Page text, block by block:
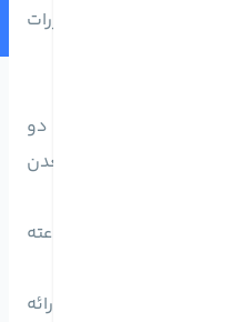
که از قوانین و مقررات
کنید.
اعتماد الکترونیکی دو
ستاره از مرکز توسعه تجارت الکترونیکی وزارت صنعت ‪,‬ معدن
سفارش کالا در تمامی روزهای سال به صورت 24 ساعته
اداری نیز آماده ارائه